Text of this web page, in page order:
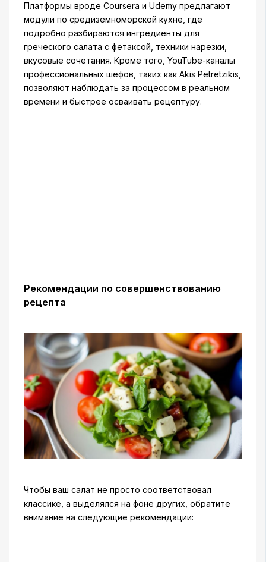
Платформы вроде Coursera и Udemy предлагают
модули по средиземноморской кухне, где
подробно разбираются ингредиенты для
греческого салата с фетаксой, техники нарезки,
вкусовые сочетания. Кроме того, YouTube-каналы
профессиональных шефов, таких как Akis Petretzikis,
позволяют наблюдать за процессом в реальном
времени и быстрее осваивать рецептуру.
Рекомендации по совершенствованию
рецепта
Чтобы ваш салат не просто соответствовал
классике, а выделялся на фоне других, обратите
внимание на следующие рекомендации: